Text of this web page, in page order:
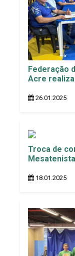
Federação
Acre
26.01.2025
Troca de
18.01.2025